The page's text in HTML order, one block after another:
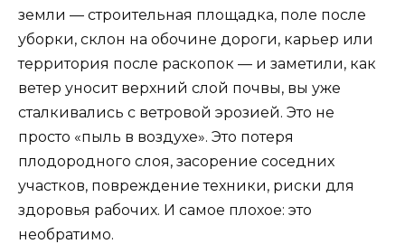
земли — строительная площадка, поле после
уборки, склон на обочине дороги, карьер или
территория после раскопок — и заметили, как
ветер уносит верхний слой почвы, вы уже
сталкивались с ветровой эрозией. Это не
просто «пыль в воздухе». Это потеря
плодородного слоя, засорение соседних
участков, повреждение техники, риски для
здоровья рабочих. И самое плохое: это
необратимо.